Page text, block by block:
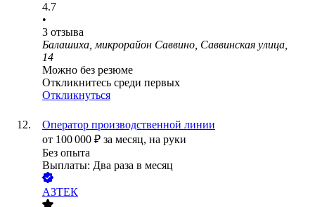
4.7
•
3 отзыва
Балашиха, микрорайон Саввино, Саввинская улица,
14
Можно без резюме
Откликнитесь среди первых
Откликнуться
Оператор производственной линии
от 100 000 ₽ за месяц, на руки
Без опыта
Выплаты: Два раза в месяц
АЗТЕК